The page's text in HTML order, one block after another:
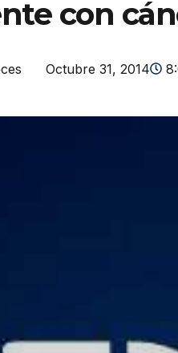
con
Octubre 31, 2014